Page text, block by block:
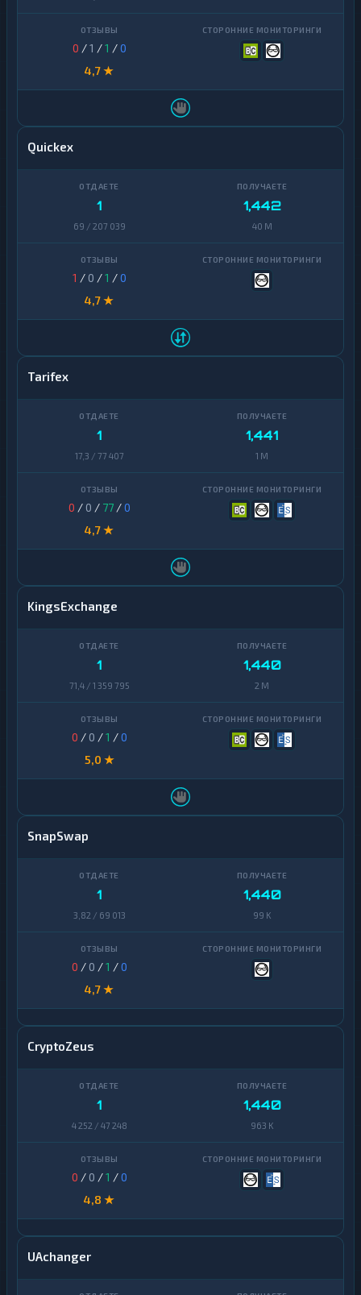
0 /1 /1 /0
4,7 ★
Quickex
1
69 / 207 039
1,442
40 M
1 / 0 /1 /0
4,7 ★
Tarifex
1
17,3 / 77 407
1,441
1 M
0 / 0 / 77/0
4,7 ★
KingsExchange
1
71,4 / 1 359 795
1,440
2 M
0 / 0 /1 /0
5,0 ★
SnapSwap
1
3,82 / 69 013
1,440
99 K
0 / 0 /1 /0
4,7 ★
CryptoZeus
1
4 252 / 47 248
1,440
963 K
0 / 0 /1 /0
4,8 ★
UAchanger